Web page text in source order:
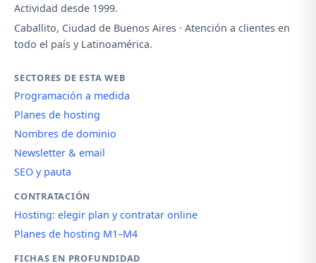
Actividad desde 1999.
Caballito, Ciudad de Buenos Aires · Atención a clientes en
todo el país y Latinoamérica.
SECTORES DE ESTA WEB
Programación a medida
Planes de hosting
Nombres de dominio
Newsletter & email
SEO y pauta
CONTRATACIÓN
Hosting: elegir plan y contratar online
Planes de hosting M1–M4
FICHAS EN PROFUNDIDAD